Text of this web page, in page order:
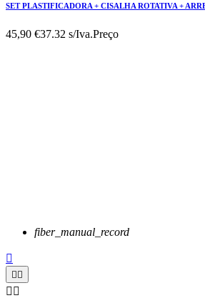
SET PLASTIFICADORA + CISALHA ROTATIVA +
45,90 €37.32 s/Iva.Preço
fiber_manual_record

 
 